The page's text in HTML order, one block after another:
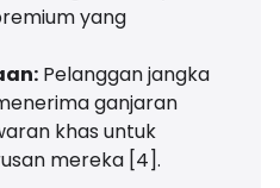
yang
Pelanggan jangka
ganjaran
khas untuk
mereka [4].